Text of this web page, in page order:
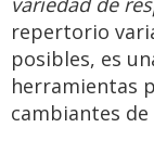
repertorio
posibles, es
herramientas
cambiantes de